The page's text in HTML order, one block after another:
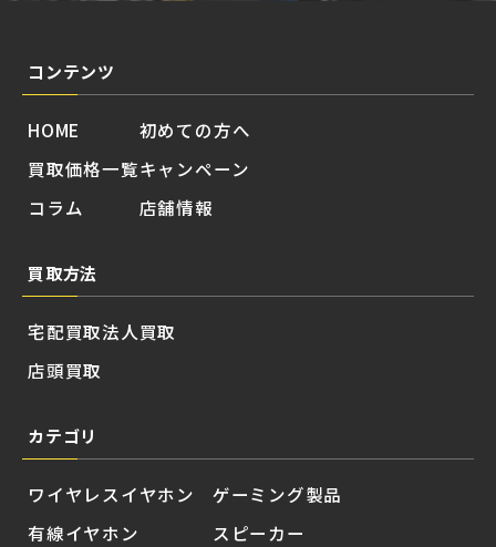
コンテンツ
HOME
買取価格一覧
コラム
初めての方へ
キャンペーン
店舗情報
買取方法
宅配買取
店頭買取
法人買取
カテゴリ
ワイヤレスイヤホン
有線イヤホン
ゲーミング製品
スピーカー